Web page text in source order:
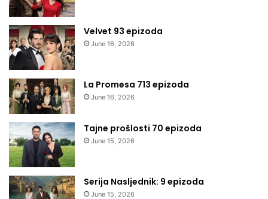
Velvet 93 epizoda
June 16, 2026
La Promesa 713 epizoda
June 16, 2026
Tajne prošlosti 70 epizoda
June 15, 2026
Serija Nasljednik: 9 epizoda
June 15, 2026